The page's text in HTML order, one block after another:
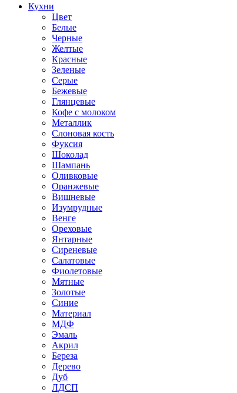
Кухни
Цвет
Белые
Черные
Желтые
Красные
Зеленые
Серые
Бежевые
Глянцевые
Кофе с молоком
Металлик
Слоновая кость
Фуксия
Шоколад
Шампань
Оливковые
Оранжевые
Вишневые
Изумрудные
Венге
Ореховые
Янтарные
Сиреневые
Салатовые
Фиолетовые
Мятные
Золотые
Синие
Материал
МДФ
Эмаль
Акрил
Береза
Дерево
Дуб
ЛДСП